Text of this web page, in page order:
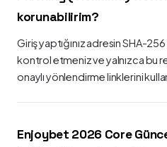
korunabilirim?
Giriş yaptığınız adresin SHA-256
kontrol etmeniz ve yalnızca bu
onaylı yönlendirme linklerini
Enjoybet 2026 Core